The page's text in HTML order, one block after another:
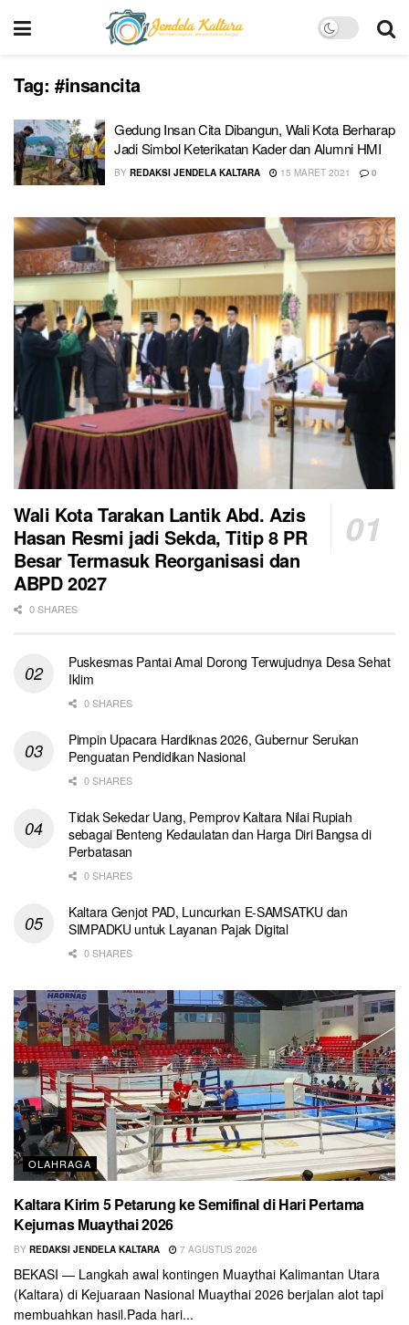
Tag: #insancita
Gedung Insan Cita Dibangun, Wali Kota Berharap
Jadi Simbol Keterikatan Kader dan Alumni HMI
BY REDAKSI JENDELA KALTARA 15 MARET 2021 0
Wali Kota Tarakan Lantik Abd. Azis
Hasan Resmi jadi Sekda, Titip 8 PR
Besar Termasuk Reorganisasi dan
ABPD 2027
0 SHARES
Puskesmas Pantai Amal Dorong Terwujudnya Desa Sehat
Iklim
0 SHARES
Pimpin Upacara Hardiknas 2026, Gubernur Serukan
Penguatan Pendidikan Nasional
0 SHARES
Tidak Sekedar Uang, Pemprov Kaltara Nilai Rupiah
sebagai Benteng Kedaulatan dan Harga Diri Bangsa di
Perbatasan
0 SHARES
Kaltara Genjot PAD, Luncurkan E-SAMSATKU dan
SIMPADKU untuk Layanan Pajak Digital
0 SHARES
OLAHRAGA
Kaltara Kirim 5 Petarung ke Semifinal di Hari Pertama
Kejurnas Muaythai 2026
BY REDAKSI JENDELA KALTARA 7 AGUSTUS 2026
BEKASI — Langkah awal kontingen Muaythai Kalimantan Utara
(Kaltara) di Kejuaraan Nasional Muaythai 2026 berjalan alot tapi
membuahkan hasil.Pada hari...